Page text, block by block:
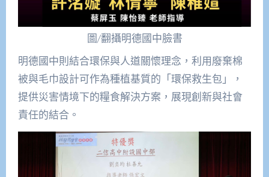
圖/翻攝明德國中臉書
明德國中則結合環保與人道關懷理念，利用廢棄棉
被與毛巾設計可作為種植基質的「環保救生包」，
提供災害情境下的糧食解決方案，展現創新與社會
責任的結合。